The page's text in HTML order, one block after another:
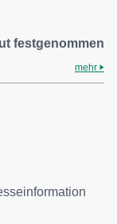
festgenommen
mehr